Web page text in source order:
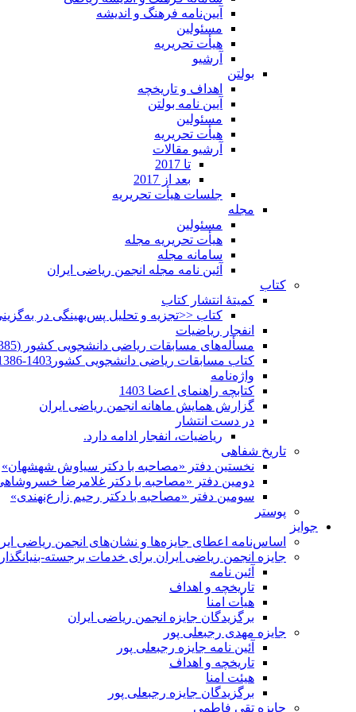
آیین‌نامه فرهنگ و اندیشه
مسئولین
هیأت تحریریه
آرشیو
بولتن
اهداف و تاریخچه
آیین نامه بولتن
مسئولین
هیأت تحریریه
آرشیو مقالات
تا 2017
بعد از 2017
جلسات هیأت تحریریه
مجله
مسئولین
هیأت تحریریه مجله
سامانه مجله
آئین نامه مجله انجمن ریاضی ایران
کتاب
کمیتۀ انتشار کتاب
کتاب <<تجزیه و تحلیل پس‌بهینگی در
انفجار ریاضیات
مسأله‌های مسابقات ریاضی دانشجویی کشور (1385-1352)
کتاب مسابقات ریاضی دانشجویی کشور1403-1386
واژه‌نامه
کتابچه راهنمای اعضا 1403
گزارش همایش ماهانه انجمن ریاضی ایران
در دست انتشار
ریاضیات، انفجار ادامه دارد.
تاریخ شفاهی
نخستین دفتر «مصاحبه با دکتر سیاوش شهشهان»
دومین دفتر «مصاحبه با دکتر غلامرضا
سومین دفتر «مصاحبه با دکتر رحیم زارع‌نهندی»
پوستر
جوایز
اساس‌نامه اعطای جایزه‌ها و نشان‌های انجمن ریاضی
جایزه انجمن ریاضی ایران برای خدمات برجسته-
آئین نامه
تاریخچه و اهداف
هیأت امنا
برگزیدگان جایزه انجمن ریاضی ایران
جایزه مهدی رجبعلی پور
آئین نامه جایزه رجبعلی پور
تاریخچه و اهداف
هیئت امنا
برگزیدگان جایزه رجبعلی پور
جایزه تقی فاطمی